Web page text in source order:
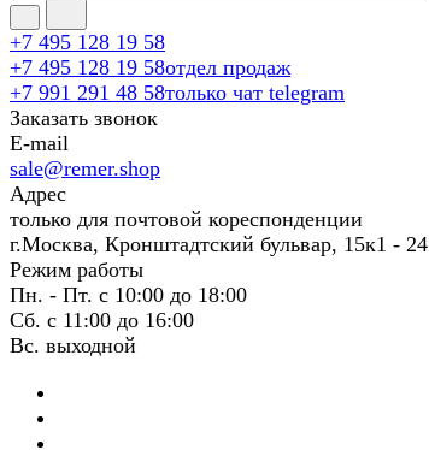
+7 495 128 19 58
+7 495 128 19 58отдел продаж
+7 991 291 48 58только чат telegram
Заказать звонок
E-mail
sale@remer.shop
Адрес
только для почтовой кореспонденции
г.Москва, Кронштадтский бульвар, 15к1 - 24
Режим работы
Пн. - Пт. с 10:00 до 18:00
Сб. с 11:00 до 16:00
Вс. выходной